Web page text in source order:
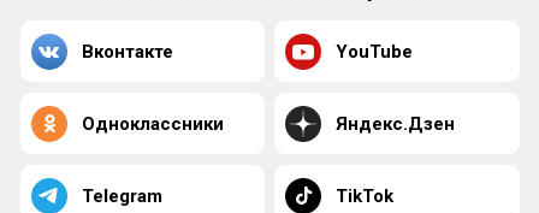
Вконтакте YouTube
Одноклассники Яндекс.Дзен
Telegram TikTok